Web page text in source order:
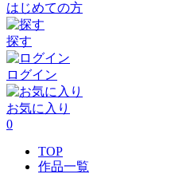
はじめての方
探す
ログイン
お気に入り
0
TOP
作品一覧